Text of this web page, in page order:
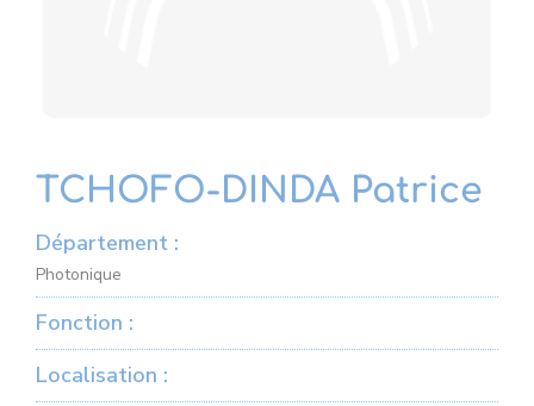
TCHOFO-DINDA Patrice
Département :
Photonique
Fonction :
Localisation :